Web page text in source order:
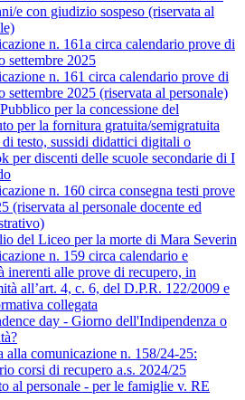
e con giudizio sospeso (riservata al
n. 161a circa calendario prove di
settembre 2025
n. 161 circa calendario prove di
settembre 2025 (riservata al personale)
per la concessione del
per la fornitura gratuita/semigratuita
testo, sussidi didattici digitali o
per discenti delle scuole secondarie di I
n. 160 circa consegna testi prove
(riservata al personale docente ed
del Liceo per la morte di Mara Severin
n. 159 circa calendario e
inerenti alle prove di recupero, in
all’art. 4, c. 6, del D.P.R. 122/2009 e
collegata
day - Giorno dell'Indipendenza o
alla comunicazione n. 158/24-25:
corsi di recupero a.s. 2024/25
al personale - per le famiglie v. RE